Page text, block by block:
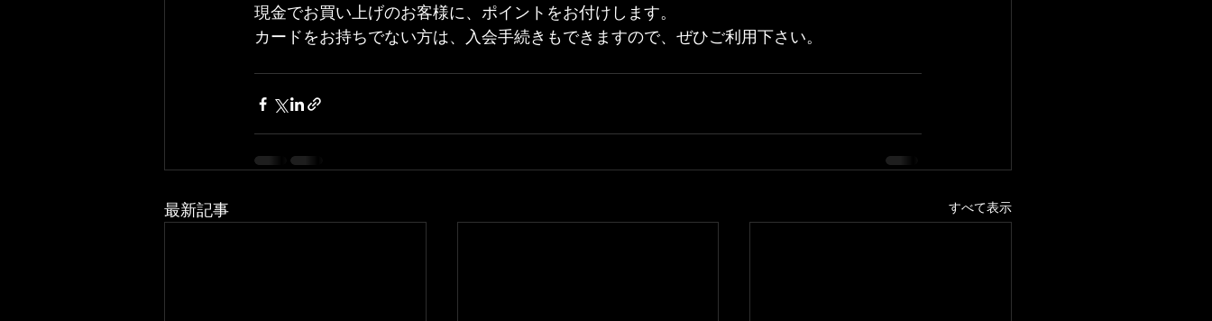
現金でお買い上げのお客様に、ポイントをお付けします。
カードをお持ちでない方は、入会手続きもできますので、ぜひご利用下さい。
最新記事 すべて表示